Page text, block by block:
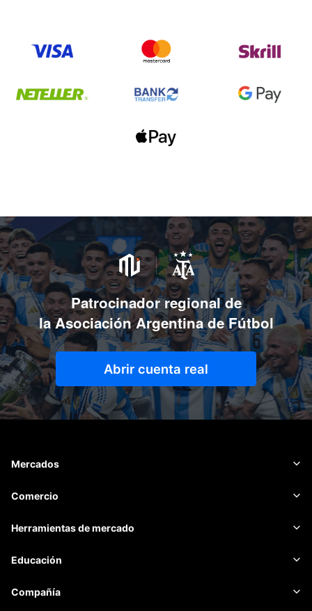
Patrocinador regional de
la Asociación Argentina de Fútbol
Abrir cuenta real
Mercados
Forex
Materias primas
Comercio
Plataforma de trading
Gestión de riesgo
Herramientas de mercado
Calendario económico
Noticias
Educación
Básica
Compañía